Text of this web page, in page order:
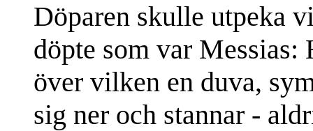
Döparen skulle utpeka
döpte som var Messias:
över vilken en duva,
sig ner och stannar -